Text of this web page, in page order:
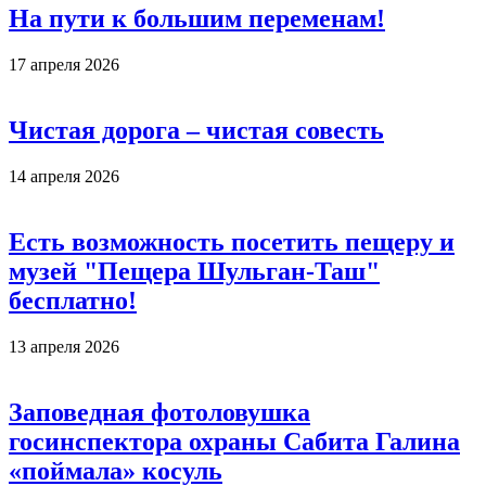
На пути к большим переменам!
17 апреля 2026
Чистая дорога – чистая совесть
14 апреля 2026
Есть возможность посетить пещеру и
музей "Пещера Шульган-Таш"
бесплатно!
13 апреля 2026
Заповедная фотоловушка
госинспектора охраны Сабита Галина
«поймала» косуль